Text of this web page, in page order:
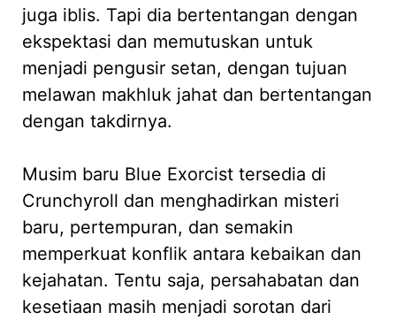
juga iblis. Tapi dia bertentangan dengan
ekspektasi dan memutuskan untuk
menjadi pengusir setan, dengan tujuan
melawan makhluk jahat dan bertentangan
dengan takdirnya.
Musim baru Blue Exorcist tersedia di
Crunchyroll dan menghadirkan misteri
baru, pertempuran, dan semakin
memperkuat konflik antara kebaikan dan
kejahatan. Tentu saja, persahabatan dan
kesetiaan masih menjadi sorotan dari